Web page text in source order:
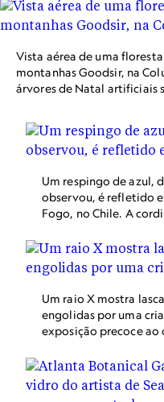
Vista aérea de uma
montanhas Goodsir, na
árvores de Natal artificiais
Um respingo de azul,
observou, é refletido
Fogo, no Chile. A
capitão FitzRoy em
Um raio X mostra
engolidas por uma
exposição precoce ao
em casos graves,